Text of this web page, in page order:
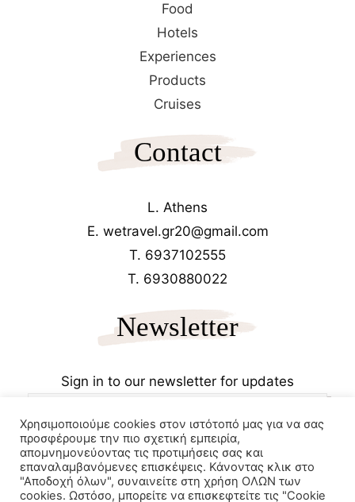
Food
Hotels
Experiences
Products
Cruises
Contact
L. Athens
E. wetravel.gr20@gmail.com
T. 6937102555
T. 6930880022
Newsletter
Sign in to our newsletter for updates
Χρησιμοποιούμε cookies στον ιστότοπό μας για να σας
προσφέρουμε την πιο σχετική εμπειρία,
απομνημονεύοντας τις προτιμήσεις σας και
επαναλαμβανόμενες επισκέψεις. Κάνοντας κλικ στο
"Αποδοχή όλων", συναινείτε στη χρήση ΟΛΩΝ των
cookies. Ωστόσο, μπορείτε να επισκεφτείτε τις "Cookie